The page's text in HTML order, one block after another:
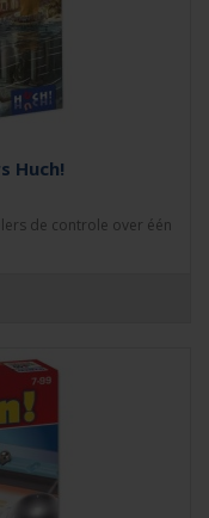
Huch!
de controle over één